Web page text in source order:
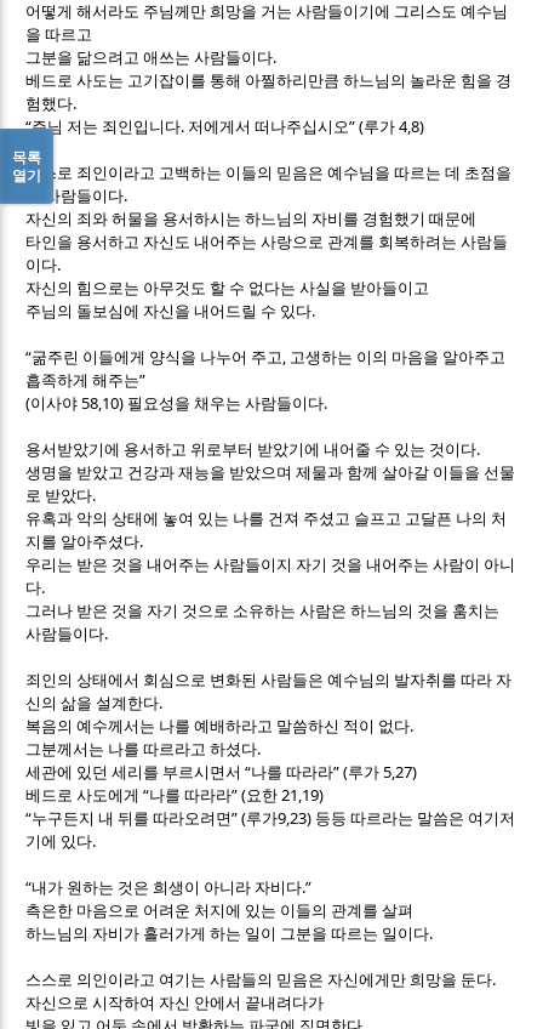
어떻게 해서라도 주님께만 희망을 거는 사람들이기에 그리스도 예수님
을 따르고
그분을 닮으려고 애쓰는 사람들이다.
베드로 사도는 고기잡이를 통해 아찔하리만큼 하느님의 놀라운 힘을 경
험했다.
“주님 저는 죄인입니다. 저에게서 떠나주십시오” (루가4,8)
스스로 죄인이라고 고백하는 이들의 믿음은 예수님을 따르는 데 초점을
둔 사람들이다.
자신의 죄와 허물을 용서하시는 하느님의 자비를 경험했기 때문에
타인을 용서하고 자신도 내어주는 사랑으로 관계를 회복하려는 사람들
이다.
자신의 힘으로는 아무것도 할 수 없다는 사실을 받아들이고
주님의 돌보심에 자신을 내어드릴 수 있다.
“굶주린 이들에게 양식을 나누어 주고 , 고생하는 이의 마음을 알아주고
흡족하게 해주는”
(이사야58,10) 필요성을 채우는 사람들이다.
용서받았기에 용서하고 위로부터 받았기에 내어줄 수 있는 것이다.
생명을 받았고 건강과 재능을 받았으며 제물과 함께 살아갈 이들을 선물
로 받았다.
유혹과 악의 상태에 놓여 있는 나를 건져 주셨고 슬프고 고달픈 나의 처
지를 알아주셨다.
우리는 받은 것을 내어주는 사람들이지 자기 것을 내어주는 사람이 아니
다.
그러나 받은 것을 자기 것으로 소유하는 사람은 하느님의 것을 훔치는
사람들이다.
죄인의 상태에서 회심으로 변화된 사람들은 예수님의 발자취를 따라 자
신의 삶을 설계한다.
복음의 예수께서는 나를 예배하라고 말씀하신 적이 없다.
그분께서는 나를 따르라고 하셨다.
세관에 있던 세리를 부르시면서“나를 따라라” (루가5,27)
베드로 사도에게“나를 따라라” (요한 21,19)
“누구든지 내 뒤를 따라오려면” (루가9,23) 등등 따르라는 말씀은 여기저
기에 있다.
“내가 원하는 것은 희생이 아니라 자비다.”
측은한 마음으로 어려운 처지에 있는 이들의 관계를 살펴
하느님의 자비가 흘러가게 하는 일이 그분을 따르는 일이다.
스스로 의인이라고 여기는 사람들의 믿음은 자신에게만 희망을 둔다.
자신으로 시작하여 자신 안에서 끝내려다가
목록
열기